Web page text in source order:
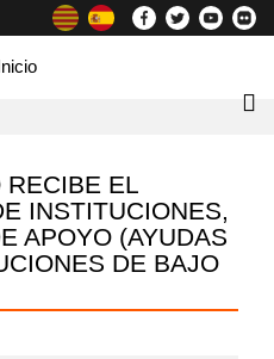
RECIBE EL
INSTITUCIONES,
APOYO (AYUDAS
DE BAJO